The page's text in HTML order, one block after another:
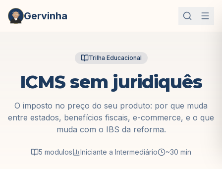
Gervinha
Trilha Educacional
ICMS sem juridiquês
O imposto no preço do seu produto: por que muda
entre estados, benefícios fiscais, e-commerce, e o que
muda com o IBS da reforma.
5 modulos Iniciante a Intermediário ~30 min